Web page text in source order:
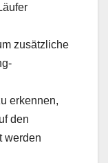
zusätzliche
erkennen,
den
werden